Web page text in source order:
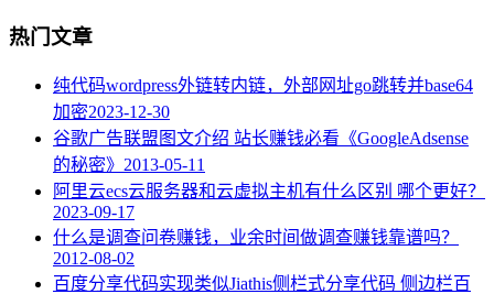
热门文章
纯代码wordpress外链转内链，外部网址go跳转并base64
加密2023-12-30
谷歌广告联盟图文介绍 站长赚钱必看《GoogleAdsense
的秘密》 2013-05-11
阿里云ecs云服务器和云虚拟主机有什么区别 哪个更好？
2023-09-17
什么是调查问卷赚钱，业余时间做调查赚钱靠谱吗？
2012-08-02
百度分享代码实现类似Jiathis侧栏式分享代码 侧边栏百